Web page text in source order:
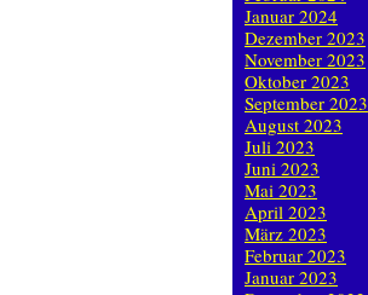
Januar 2024
Dezember 2023
November 2023
Oktober 2023
September 2023
August 2023
Juli 2023
Juni 2023
Mai 2023
April 2023
März 2023
Februar 2023
Januar 2023